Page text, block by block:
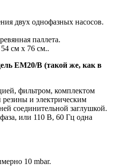
двух однофазных насосов.
паллета.
см x 76 см..
EM20/B (такой же, как в
фильтром, комплектом
и электрическим
соединительной заглушкой.
или 110 В, 60 Гц одна
10 mbar.